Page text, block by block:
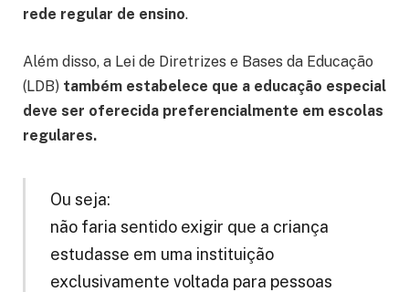
rede regular de ensino.
Além disso, a Lei de Diretrizes e Bases da Educação
(LDB) também estabelece que a educação especial
deve ser oferecida preferencialmente em escolas
regulares.
Ou seja:
não faria sentido exigir que a criança
estudasse em uma instituição
exclusivamente voltada para pessoas